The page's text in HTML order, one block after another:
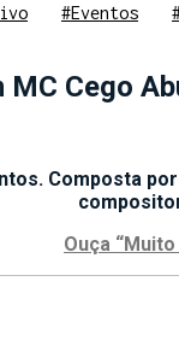
#Eventos
Cego
Composta
Ouça